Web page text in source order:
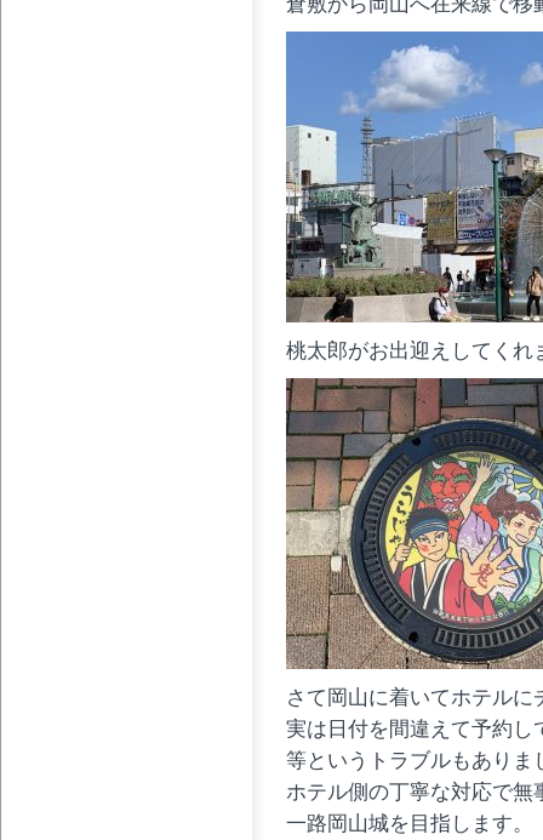
桃太郎がお出迎えしてくれ
さて岡山に着いてホテル
実は日付を間違えて予約し
等というトラブルもありま
ホテル側の丁寧な対応で
一路岡山城を目指します。